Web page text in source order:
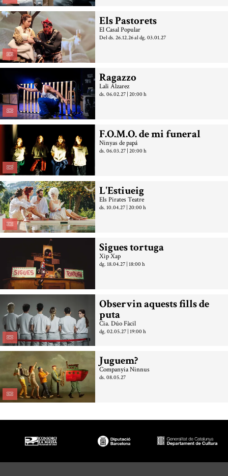
Els Pastorets
El Casal Popular
Del ds. 26.12.26al dg. 03.01.27
Ragazzo
Lali Álzarez
ds. 06.02.27| 20:00 h
F.O.M.O. de mi funeral
Ninyas de papá
ds. 06.03.27| 20:00 h
L'Estiueig
Els Pirates Teatre
ds. 10.04.27| 20:00 h
Sigues tortuga
Xip Xap
dg. 18.04.27| 18:00 h
Observin aquests fills de
puta
Cia. Dúo Fàcil
dg. 02.05.27| 19:00 h
Juguem?
Companyia Ninnus
ds. 08.05.27
Diapositiva 1 de 3